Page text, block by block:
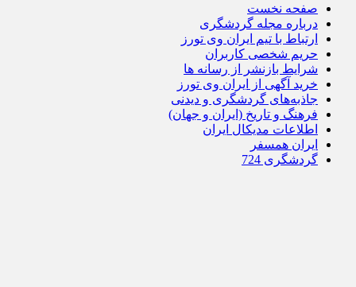
صفحه نخست
درباره مجله گردشگری
ارتباط با تیم ایران وی تورز
حریم شخصی کاربران
شرایط بازنشر از رسانه ها
خرید آگهی از ایران وی تورز
جاذبه‌های گردشگری و دیدنی
فرهنگ و تاریخ (ایران و جهان)
اطلاعات مدیکال ایران
ایران همسفر
گردشگری 724